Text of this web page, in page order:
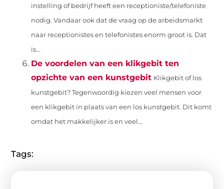
instelling of bedrijf heeft een receptioniste/telefoniste
nodig. Vandaar ook dat de vraag op de arbeidsmarkt
naar receptionistes en telefonistes enorm groot is. Dat
is...
De voordelen van een klikgebit ten
opzichte van een kunstgebit Klikgebit of los
kunstgebit? Tegenwoordig kiezen veel mensen voor
een klikgebit in plaats van een los kunstgebit. Dit komt
omdat het makkelijker is en veel...
Tags: